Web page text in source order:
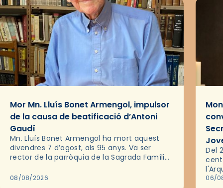
Mor Mn. Lluís Bonet Armengol, impulsor
de la causa de beatificació d’Antoni
Gaudí
Mn. Lluís Bonet Armengol ha mort aquest
divendres 7 d’agost, als 95 anys. Va ser
rector de la parròquia de la Sagrada Família
2018,…
08/08/2026
Del
les
06/